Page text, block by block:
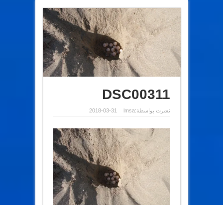
DSC00311
نشرت بواسطة:lmsa
2018-03-31